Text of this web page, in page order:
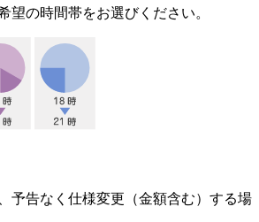
望の時間帯をお選びください。
予告なく仕様変更（金額含む）する場